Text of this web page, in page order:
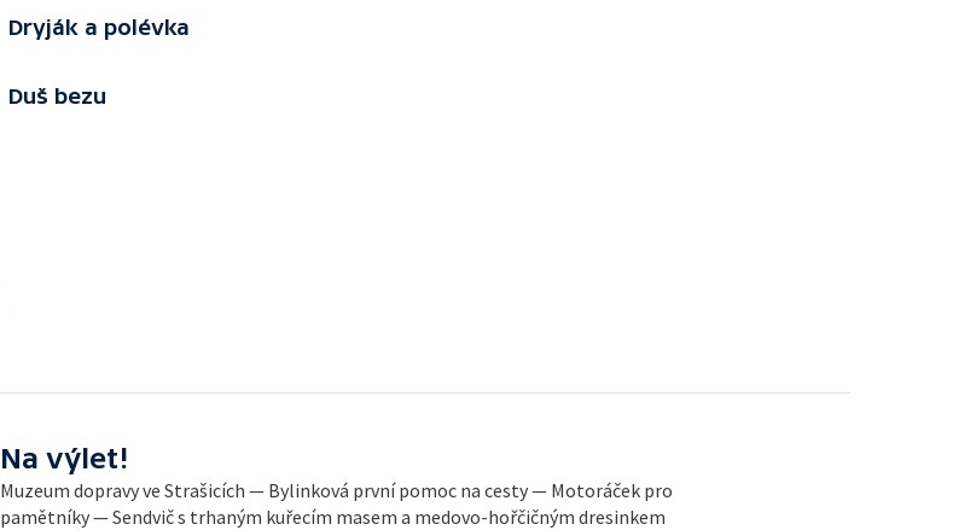
Dryják a polévka
Duš bezu
Na výlet!
Muzeum dopravy ve Strašicích — Bylinková první pomoc na cesty — Motoráček pro
pamětníky — Sendvič s trhaným kuřecím masem a medovo-hořčičným dresinkem